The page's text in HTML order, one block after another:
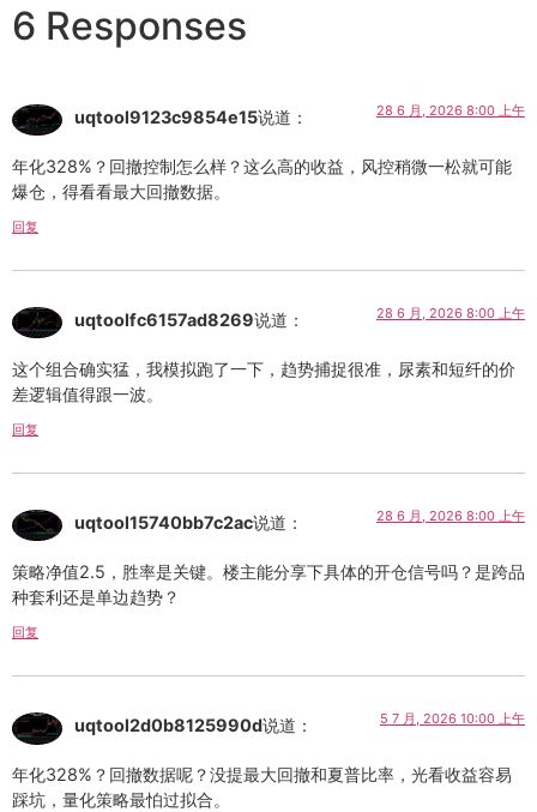
6 Responses
uqtool9123c9854e15说道： 28 6 月, 2026 8:00 上午
年化328%？回撤控制怎么样？这么高的收益，风控稍微一松就可能
爆仓，得看看最大回撤数据。
回复
uqtoolfc6157ad8269说道： 28 6 月, 2026 8:00 上午
这个组合确实猛，我模拟跑了一下，趋势捕捉很准，尿素和短纤的价
差逻辑值得跟一波。
回复
uqtool15740bb7c2ac说道： 28 6 月, 2026 8:00 上午
策略净值2.5，胜率是关键。楼主能分享下具体的开仓信号吗？是跨品
种套利还是单边趋势？
回复
uqtool2d0b8125990d说道： 5 7 月, 2026 10:00 上午
年化328%？回撤数据呢？没提最大回撤和夏普比率，光看收益容易
踩坑，量化策略最怕过拟合。